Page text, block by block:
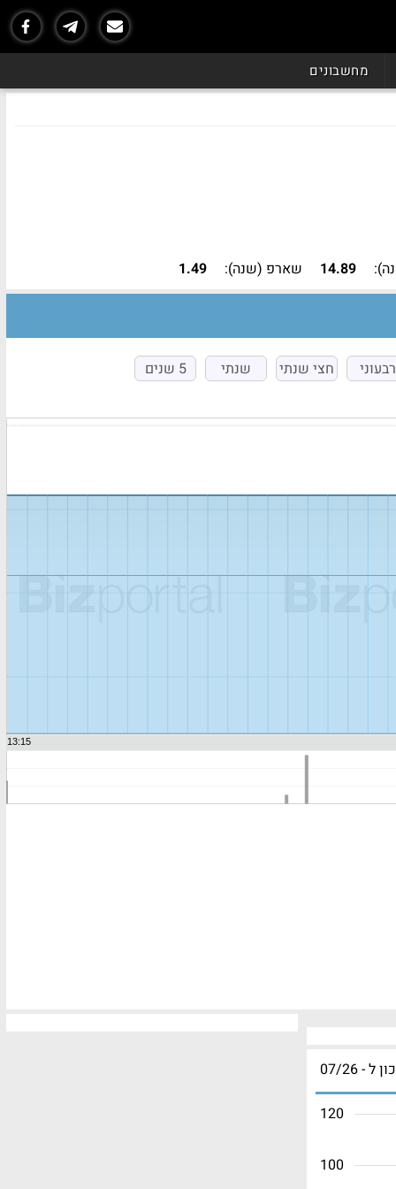
מחשבונים
14.89 שארפ (שנה): 1.49
רבעוני חצי שנתי שנתי 5 שנים
ל - 07/26
100
120
נכון ל - 07/26